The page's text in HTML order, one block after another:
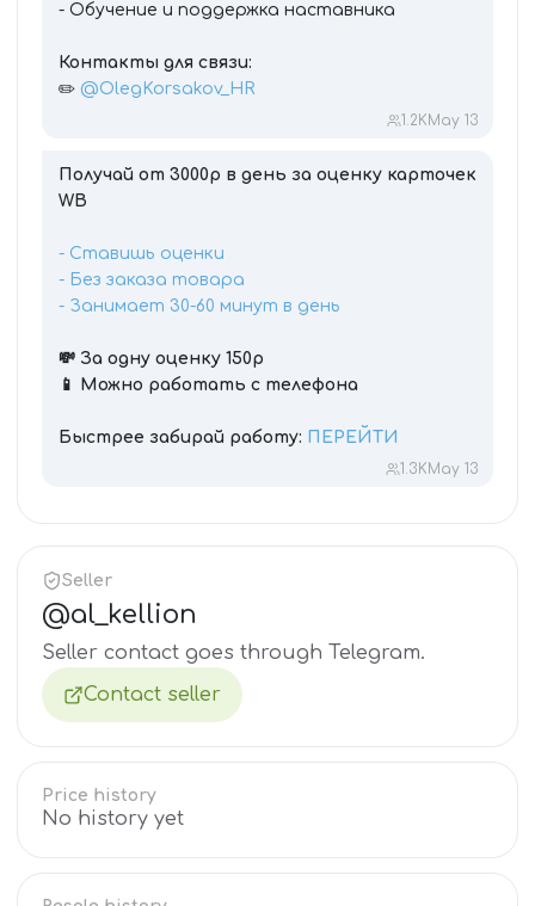
- Обучение и поддержка наставника
Контакты для связи:
✏️ @OlegKorsakov_HR
1.2K May 13
Получай от 3000р в день за оценку карточек
WB
- Ставишь оценки
- Без заказа товара
- Занимает 30-60 минут в день
💸 За одну оценку 150р
📱 Можно работать с телефона
Быстрее забирай работу: ПЕРЕЙТИ
1.3K May 13
Seller
@al_kellion
Seller contact goes through Telegram.
Contact seller
Price history
No history yet